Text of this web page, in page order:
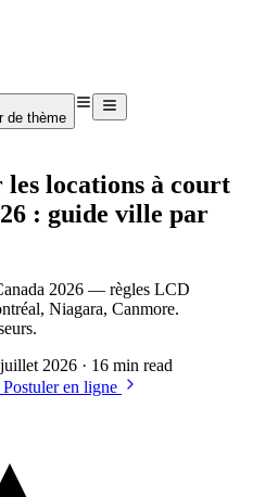
de thème
les locations à court
: guide ville par
2026 — règles LCD
Niagara, Canmore.
2026 · 16 min read
Postuler en ligne